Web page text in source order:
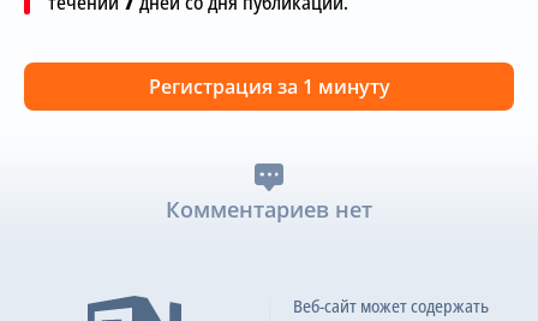
Регистрация за 1 минуту
Комментариев нет
Веб-сайт может содержать